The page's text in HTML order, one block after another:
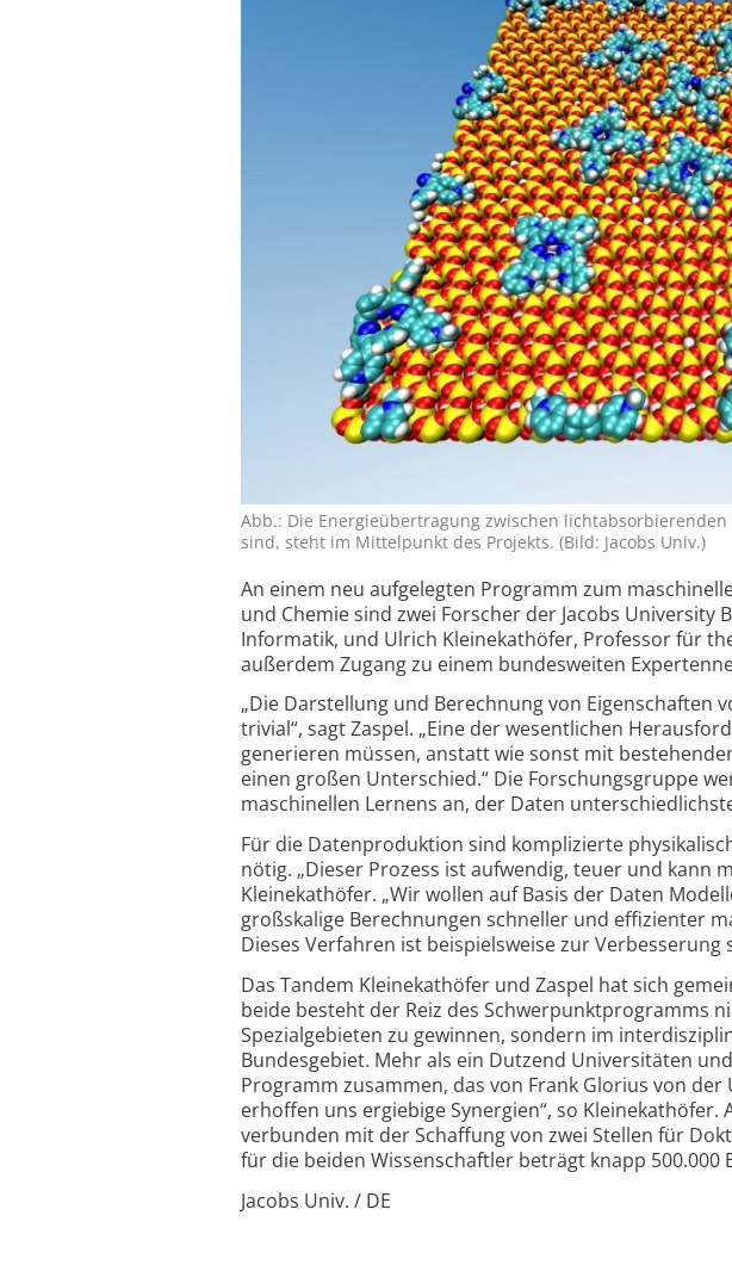
Abb.: Die Energie­übertragung zwischen
sind, steht im Mittel­punkt des Projekts. (Bild: Jacobs Univ.)
An einem neu aufgelegten Programm zum
und Chemie sind zwei Forscher der Jacobs
Informatik, und Ulrich Kleinekathöfer, Professor für
außerdem Zugang zu einem bundesweiten
„Die Darstellung und Berechnung von Eigenschaften
trivial“, sagt Zaspel. „Eine der wesentlichen
generieren müssen, anstatt wie sonst mit
einen großen Unterschied.“ Die Forschungs­gruppe
maschinellen Lernens an, der Daten
Für die Datenproduktion sind komplizierte
nötig. „Dieser Prozess ist aufwendig, teuer und kann
Kleine­kathöfer. „Wir wollen auf Basis der Daten
großskalige Berechnungen schneller und effizienter
Dieses Verfahren ist beispielsweise zur
Das Tandem Kleinekathöfer und Zaspel hat sich
beide besteht der Reiz des Schwerpunkt­programms
Spezial­gebieten zu gewinnen, sondern im
Bundesgebiet. Mehr als ein Dutzend Universitäten
Programm zusammen, das von Frank Glorius von
erhoffen uns ergiebige Synergien“, so Kleine­kathöfer.
verbunden mit der Schaffung von zwei Stellen für
für die beiden Wissenschaftler beträgt knapp 500.000
Jacobs Univ. / DE